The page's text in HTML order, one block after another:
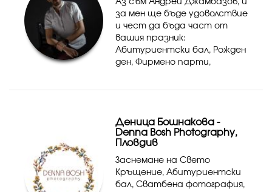
Аз съм Андрей Джамбазов, и
за мен ще бъде удоволствие
и чест да бъда част от
вашия празник:
Абитуриентски бал, Рожден
ден, Фирмено парти,
ресторанти, хотели,
пицарии...
Деница Бошнакова -
Denna Bosh Photography,
Пловдив
Заснемане на Свето
Кръщение, Абитуриентски
бал, Сватбена фотография,